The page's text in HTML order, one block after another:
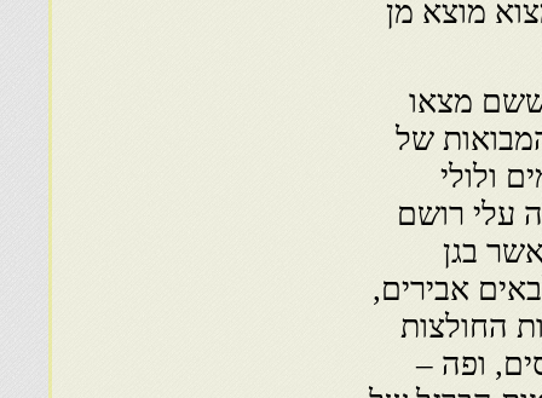
מוצא מן
ששם מצאו
של
ולולי
עלי רושם
בגן
אבירים,
החולצות
ופה –